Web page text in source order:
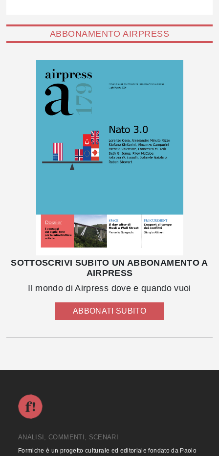
ABBONAMENTO AIRPRESS
SOTTOSCRIVI SUBITO UN ABBONAMENTO A
AIRPRESS
Il mondo di Airpress dove e quando vuoi
ABBONATI SUBITO
ANALISI, COMMENTI, SCENARI
Formiche è un progetto culturale ed editoriale fondato da Paolo